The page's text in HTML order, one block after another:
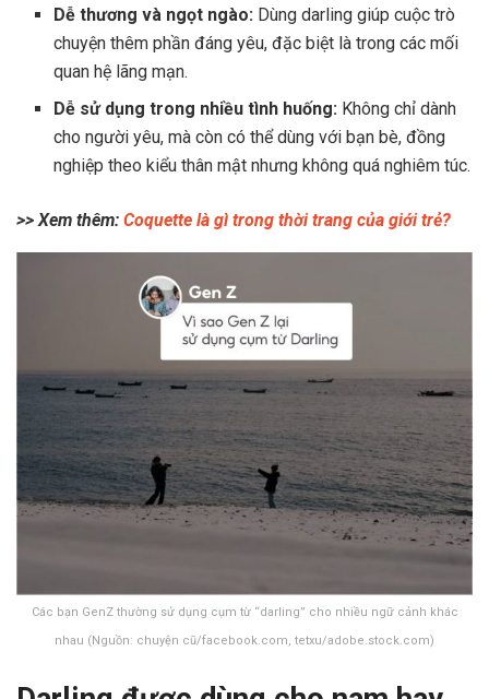
Dễ thương và ngọt ngào: Dùng darling giúp cuộc trò
chuyện thêm phần đáng yêu, đặc biệt là trong các mối
quan hệ lãng mạn.
Dễ sử dụng trong nhiều tình huống: Không chỉ dành
cho người yêu, mà còn có thể dùng với bạn bè, đồng
nghiệp theo kiểu thân mật nhưng không quá nghiêm túc.
>> Xem thêm: Coquette là gì trong thời trang của giới trẻ?
Các bạn GenZ thường sử dụng cụm từ “darling” cho nhiều ngữ cảnh khác
nhau (Nguồn: chuyện cũ/facebook.com, tetxu/adobe.stock.com)